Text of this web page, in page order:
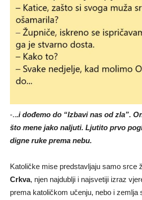
-...i dođemo do “Izbavi nas od zla”.
što mene jako naljuti. Ljutito prvo
digne ruke prema nebu.
Katoličke mise predstavljaju samo srce
Crkva, njen najdublji i najsvetiji izraz
prema katoličkom učenju, nebo i zemlja